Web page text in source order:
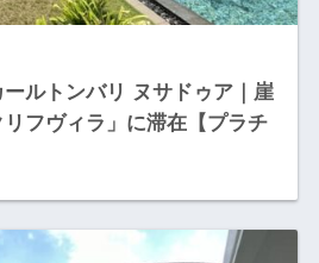
ールトンバリ ヌサドゥア｜崖
リフヴィラ」に滞在【プラチ